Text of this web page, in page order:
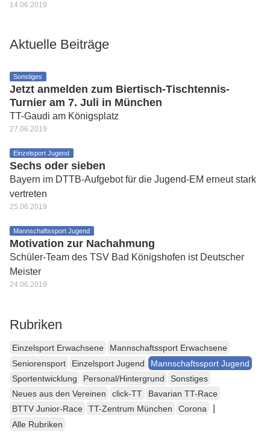
14.06.2019
Aktuelle Beiträge
Sonstiges
Jetzt anmelden zum Biertisch-Tischtennis-
Turnier am 7. Juli in München
TT-Gaudi am Königsplatz
27.06.2019
Einzelsport Jugend
Sechs oder sieben
Bayern im DTTB-Aufgebot für die Jugend-EM erneut stark
vertreten
25.06.2019
Mannschaftssport Jugend
Motivation zur Nachahmung
Schüler-Team des TSV Bad Königshofen ist Deutscher
Meister
24.06.2019
Rubriken
Einzelsport Erwachsene
Mannschaftssport Erwachsene
Seniorensport
Einzelsport Jugend
Mannschaftssport Jugend
Sportentwicklung
Personal/Hintergrund
Sonstiges
Neues aus den Vereinen
click-TT
Bavarian TT-Race
BTTV Junior-Race
TT-Zentrum München Corona
Alle Rubriken